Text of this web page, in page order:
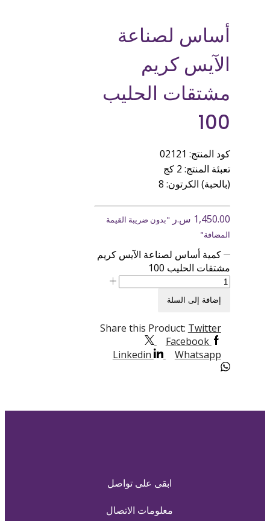
أساس لصناعة
الآيس كريم
مشتقات الحليب
100
كود المنتج: 02121
تعبئة المنتج: 2 كج
(بالحبة) الكرتون: 8
1,450.00 س.ر "بدون ضريبة القيمة
المضافة"
كمية أساس لصناعة الآيس كريم
مشتقات الحليب 100
إضافة إلى السلة
Share this Product: Twitter
Facebook
Linkedin
Whatsapp
ابقى على تواصل
معلومات الاتصال